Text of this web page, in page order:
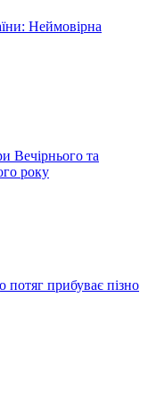
Неймовірна
Вечірнього та
року
потяг прибуває пізно